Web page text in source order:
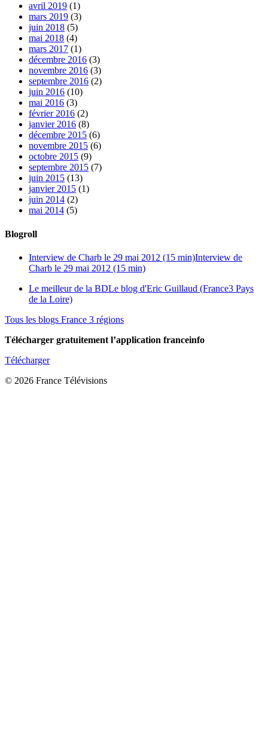
avril 2019 (1)
mars 2019 (3)
juin 2018 (5)
mai 2018 (4)
mars 2017 (1)
décembre 2016 (3)
novembre 2016 (3)
septembre 2016 (2)
juin 2016 (10)
mai 2016 (3)
février 2016 (2)
janvier 2016 (8)
décembre 2015 (6)
novembre 2015 (6)
octobre 2015 (9)
septembre 2015 (7)
juin 2015 (13)
janvier 2015 (1)
juin 2014 (2)
mai 2014 (5)
Blogroll
Interview de Charb le 29 mai 2012 (15 min)Interview de
Charb le 29 mai 2012 (15 min)
Le meilleur de la BDLe blog d'Eric Guillaud (France3 Pays
de la Loire)
Tous les blogs France 3 régions
Télécharger gratuitement l’application franceinfo
Télécharger
© 2026 France Télévisions